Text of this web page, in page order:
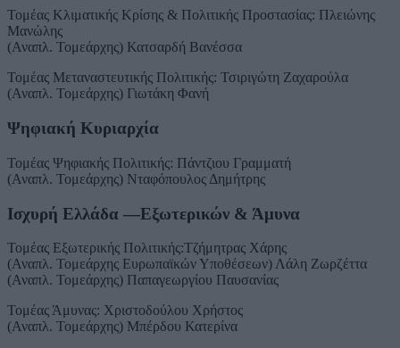
Τομέας Κλιματικής Κρίσης & Πολιτικής Προστασίας: Πλειώνης
Μανώλης
(Αναπλ. Τομεάρχης) Κατσαρδή Βανέσσα
Τομέας Μεταναστευτικής Πολιτικής: Τσιριγώτη Ζαχαρούλα
(Αναπλ. Τομεάρχης) Γιωτάκη Φανή
Ψηφιακή Κυριαρχία
Τομέας Ψηφιακής Πολιτικής: Πάντζιου Γραμματή
(Αναπλ. Τομεάρχης) Νταφόπουλος Δημήτρης
Ισχυρή Ελλάδα —Εξωτερικών & Άμυνα
Τομέας Εξωτερικής Πολιτικής:Τζήμητρας Χάρης
(Αναπλ. Τομεάρχης Ευρωπαϊκών Υποθέσεων) Λάλη Ζωρζέττα
(Αναπλ. Τομεάρχης) Παπαγεωργίου Παυσανίας
Τομέας Άμυνας: Χριστοδούλου Χρήστος
(Αναπλ. Τομεάρχης) Μπέρδου Κατερίνα